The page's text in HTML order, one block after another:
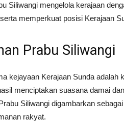
Siliwangi mengelola kerajaan
memperkuat posisi Kerajaan
Prabu Siliwangi
kejayaan Kerajaan Sunda adalah
menciptakan suasana damai
Siliwangi digambarkan
rakyat.